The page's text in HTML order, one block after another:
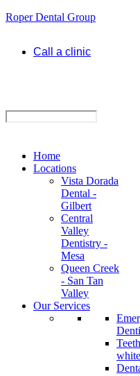
Roper Dental Group
Call a clinic
Home
Locations
Vista Dorada
Dental -
Gilbert
Central
Valley
Dentistry -
Mesa
Queen Creek
- San Tan
Valley
Our Services
Teeth